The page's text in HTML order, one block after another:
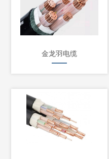
金龙羽电缆